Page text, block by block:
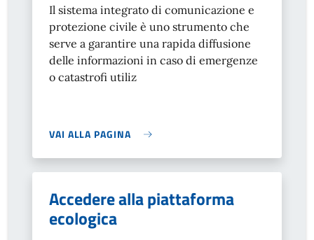
Il sistema integrato di comunicazione e
protezione civile è uno strumento che
serve a garantire una rapida diffusione
delle informazioni in caso di emergenze
o catastrofi utiliz
VAI ALLA PAGINA
Accedere alla piattaforma
ecologica